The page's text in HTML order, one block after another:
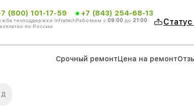
(800) 101-17-59
техподдержки Infratech
по России
+7 (843) 254-68-13
Работаем с 09:00 до 21:00
Срочный ремонтЦена на ремонт
Д